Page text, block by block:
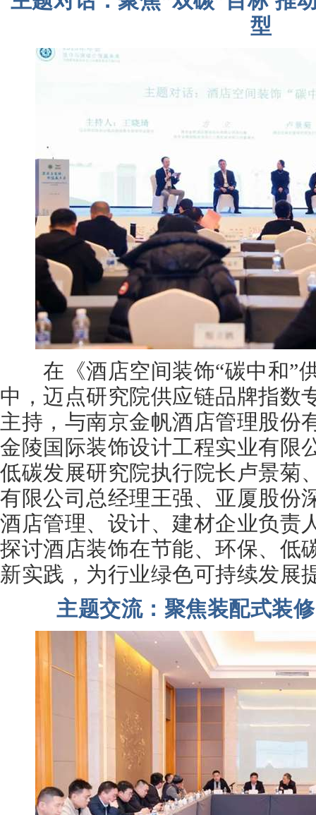
型
在《酒店空间装饰“碳中和”
中，迈点研究院供应链品牌指数
主持，与南京金帆酒店管理股份
金陵国际装饰设计工程实业有限
低碳发展研究院执行院长卢景菊
有限公司总经理王强、亚厦股份
酒店管理、设计、建材企业负责
探讨酒店装饰在节能、环保、低
新实践，为行业绿色可持续发展
主题交流：聚焦装配式装